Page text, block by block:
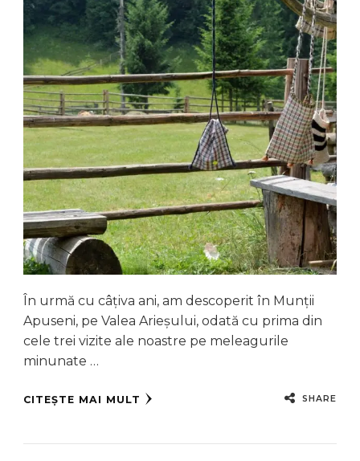
În urmă cu câțiva ani, am descoperit în Munții
Apuseni, pe Valea Arieșului, odată cu prima din
cele trei vizite ale noastre pe meleagurile
minunate …
CITEȘTE MAI MULT SHARE